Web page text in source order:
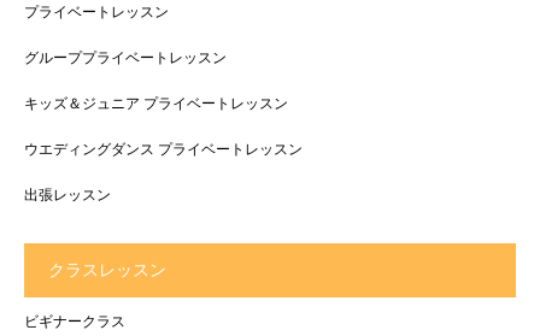
プライベートレッスン
グループプライベートレッスン
キッズ＆ジュニア プライベートレッスン
ウエディングダンス プライベートレッスン
出張レッスン
クラスレッスン
ビギナークラス